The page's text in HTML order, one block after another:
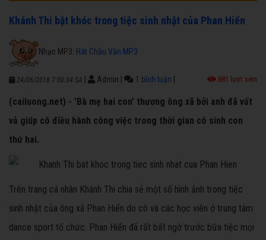
Khánh Thi bật khóc trong tiệc sinh nhật của Phan Hiển
Nhạc MP3: Hát Chầu Văn MP3
24/06/2018 7:00:34 SA Admin 1 bình luận 881 lượt xem
(cailuong.net) - 'Bà mẹ hai con' thương ông xã bởi anh đã vất
vả giúp cô điều hành công việc trong thời gian cô sinh con
thứ hai.
Trên trang cá nhân Khánh Thi chia sẻ một số hình ảnh trong tiệc
sinh nhật của ông xã Phan Hiển do cô và các học viên ở trung tâm
dance sport tổ chức. Phan Hiển đã rất bất ngờ trước bữa tiệc mọi